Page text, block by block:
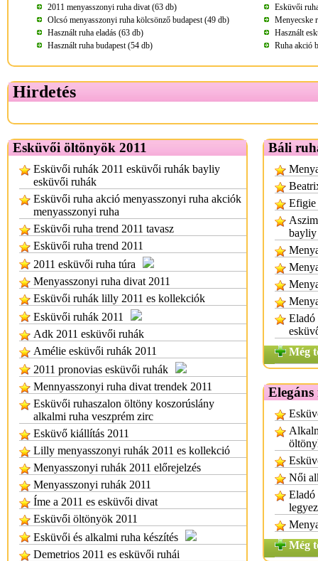
2011 menyasszonyi ruha divat (63 db)
Esküvői
Olcsó menyasszonyi ruha kölcsönző budapest (49 db)
Menyecske
Használt ruha eladás (63 db)
Használt
Használt ruha budapest (54 db)
Ruha akció
Hirdetés
Esküvői öltönyök 2011
Esküvői ruhák 2011 esküvői ruhák bayliy
esküvői ruhák
Esküvői ruha akció menyasszonyi ruha akciók
menyasszonyi ruha
Esküvői ruha trend 2011 tavasz
Esküvői ruha trend 2011
2011 esküvői ruha túra
Menyasszonyi ruha divat 2011
Esküvői ruhák lilly 2011 es kollekciók
Esküvői ruhák 2011
Adk 2011 esküvői ruhák
Amélie esküvői ruhák 2011
2011 pronovias esküvői ruhák
Mennyasszonyi ruha divat trendek 2011
Esküvői ruhaszalon öltöny koszorúslány
alkalmi ruha veszprém zirc
Esküvő kiállítás 2011
Lilly menyasszonyi ruhák 2011 es kollekció
Menyasszonyi ruhák 2011 előrejelzés
Menyasszonyi ruhák 2011
Íme a 2011 es esküvői divat
Esküvői öltönyök 2011
Esküvői és alkalmi ruha készítés
Demetrios 2011 es esküvői ruhái
Báli
Efigie
bayliy
Eladó
Még
Női
Eladó
Még